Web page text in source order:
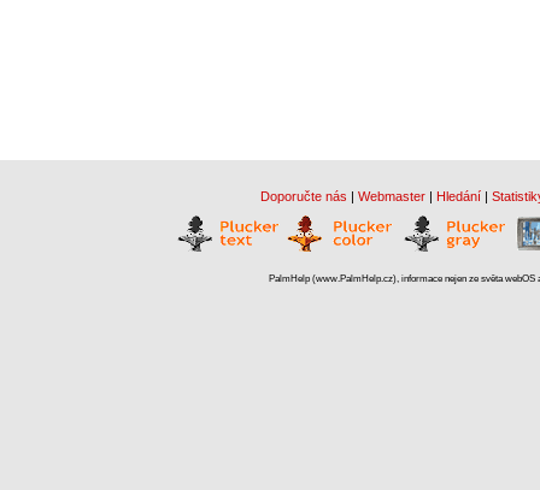
Doporučte nás | Webmaster | Hledání |
PalmHelp (www.PalmHelp.cz), informace nejen ze světa